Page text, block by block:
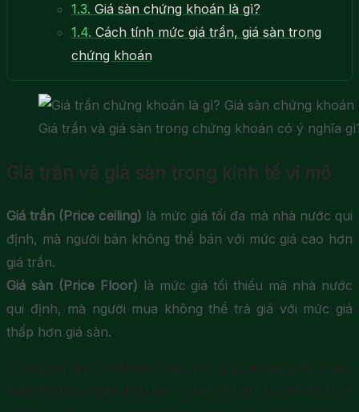
1.3. Giá sàn chứng khoán là gì?
1.4. Cách tính mức giá trần, giá sàn trong
chứng khoán
Giá trần và giá sàn trong chứng khoán có ý nghĩa
Giá trần và giá sàn trong kinh tế vi mô
Giá trần (Price ceiling) là mức giá tối đa mà nhà nước qui
định, mà người bán không thể bán với mức giá cao hơn
giá trần.
Giá sàn (Price Floor) là mức giá tối thiểu mà nhà nước
qui định, mà người mua không thể trả giá với mức giá
thấp hơn giá sàn.
Trong nền kinh tế thị trường, mức giá cân bằng được xác
định khi thỏa mãn điều kiện CUNG = CẦU, tại điểm Q(S) =